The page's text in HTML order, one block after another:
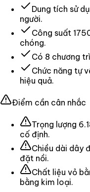
Dung tích sử
người.
Công suất
chóng.
Có 8 chương
Chức năng tự
hiệu quả.
Điểm cần cân nhắc
Trọng lượng
cố định.
Chiều dài dây
đặt nồi.
Chất liệu vỏ
bằng kim loại.